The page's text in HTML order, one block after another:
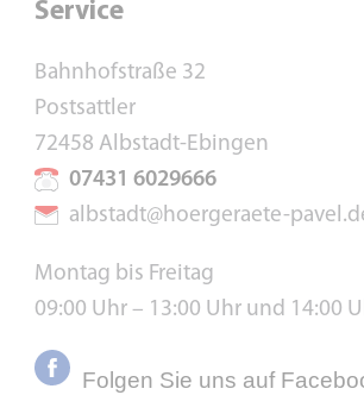
Service
Bahnhofstraße 32
Postsattler
72458 Albstadt-Ebingen
07431 6029666
albstadt@hoergeraete-
Montag bis Freitag
09:00 Uhr – 13:00 Uhr und 14:00
Folgen Sie uns auf